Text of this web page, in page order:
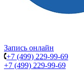
Запись онлайн
+7 (499) 229-99-69
+7 (499) 229-99-69